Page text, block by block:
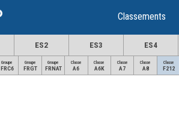
Classements
ES2 ES3 ES4
Groupe
FRC6
Groupe
FRGT
Groupe
FRNAT
Classe
A6
Classe
A6K
Classe
A7
Classe
A8
Classe
F212